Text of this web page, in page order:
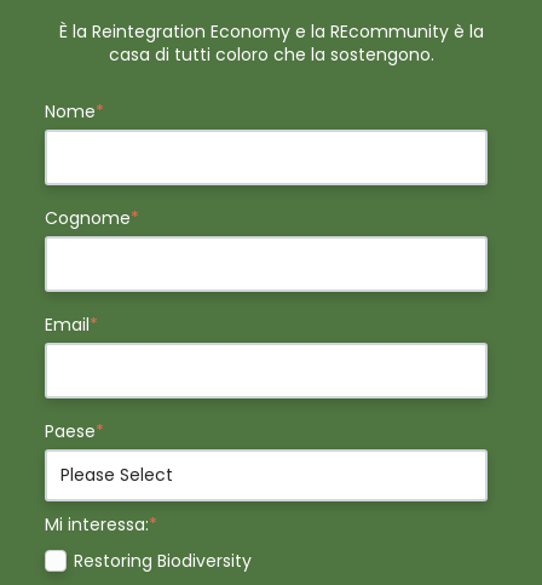
È la Reintegration Economy e la REcommunity è la
casa di tutti coloro che la sostengono.
Nome*
Cognome*
Email*
Paese*
Mi interessa:*
Restoring Biodiversity